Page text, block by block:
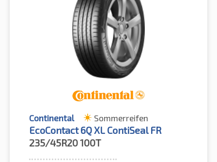
Continental Sommerreifen
EcoContact 6Q XL ContiSeal FR
235/45R20100T